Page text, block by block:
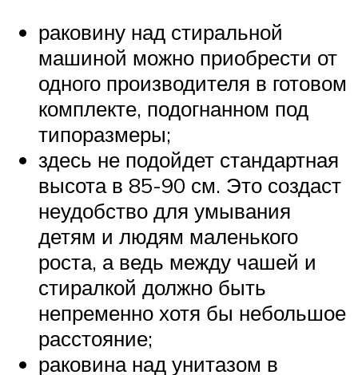
раковину над стиральной
машиной можно приобрести от
одного производителя в готовом
комплекте, подогнанном под
типоразмеры;
здесь не подойдет стандартная
высота в 85-90 см. Это создаст
неудобство для умывания
детям и людям маленького
роста, а ведь между чашей и
стиралкой должно быть
непременно хотя бы небольшое
расстояние;
раковина над унитазом в